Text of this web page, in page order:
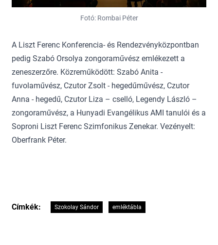
Fotó: Rombai Péter
A Liszt Ferenc Konferencia- és Rendezvényközpontban
pedig Szabó Orsolya zongoraművész emlékezett a
zeneszerzőre. Közreműködött: Szabó Anita -
fuvolaművész, Czutor Zsolt - hegedűművész, Czutor
Anna - hegedű, Czutor Liza – cselló, Legendy László –
zongoraművész, a Hunyadi Evangélikus AMI tanulói és a
Soproni Liszt Ferenc Szimfonikus Zenekar. Vezényelt:
Oberfrank Péter.
Címkék: Szokolay Sándor emléktábla